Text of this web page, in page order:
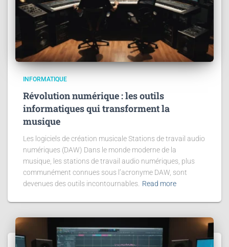
INFORMATIQUE
Révolution numérique : les outils
informatiques qui transforment la
musique
Les logiciels de création musicale Stations de travail audio
numériques (DAW) Dans le monde moderne de la
musique, les stations de travail audio numériques, plus
communément connues sous l’acronyme DAW, sont
devenues des outils incontournables. Read more